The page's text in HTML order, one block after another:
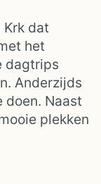
dat
het
dagtrips
Anderzijds
doen. Naast
plekken